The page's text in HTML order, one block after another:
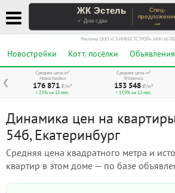
ЖК Эстель
✓ Дом сдан
Спец-
→
Реклама. ООО «СЗ ИНВЕСТСТРОЙ», ИНН
Новостройки Котт. посёлки Объявления
❮
Средняя цена м²
Новостройки
176 871 ₽/м²
↑ 7,5% за 12 мес.
Средняя цена м²
Вторичка
153 548 ₽/м²
↑ 17,9% за 12 мес.
Динамика цен на
54б, Екатеринбург
Средняя цена квадратного метра и
квартир в этом доме — по базе